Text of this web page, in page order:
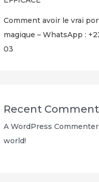
Comment avoir le vrai
magique – WhatsApp :
03
Recent
A WordPress Commenter
world!